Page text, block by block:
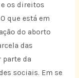
os direitos
que está em
do aborto
das
parte da
sociais. Em se